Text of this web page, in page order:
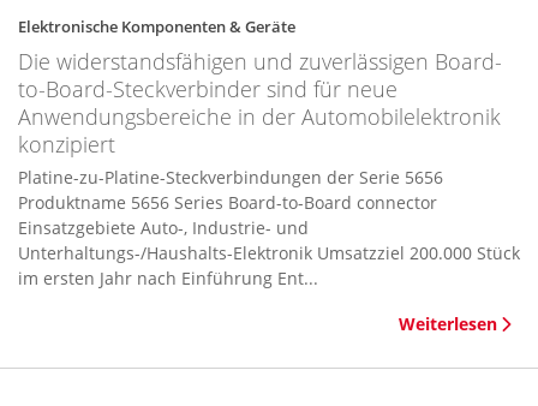
Elektronische Komponenten & Geräte
Die widerstandsfähigen und zuverlässigen Board-
to-Board-Steckverbinder sind für neue
Anwendungsbereiche in der Automobilelektronik
konzipiert
Platine-zu-Platine-Steckverbindungen der Serie 5656
Produktname 5656 Series Board-to-Board connector
Einsatzgebiete Auto-, Industrie- und
Unterhaltungs-/Haushalts-Elektronik Umsatzziel 200.000 Stück
im ersten Jahr nach Einführung Ent...
Weiterlesen